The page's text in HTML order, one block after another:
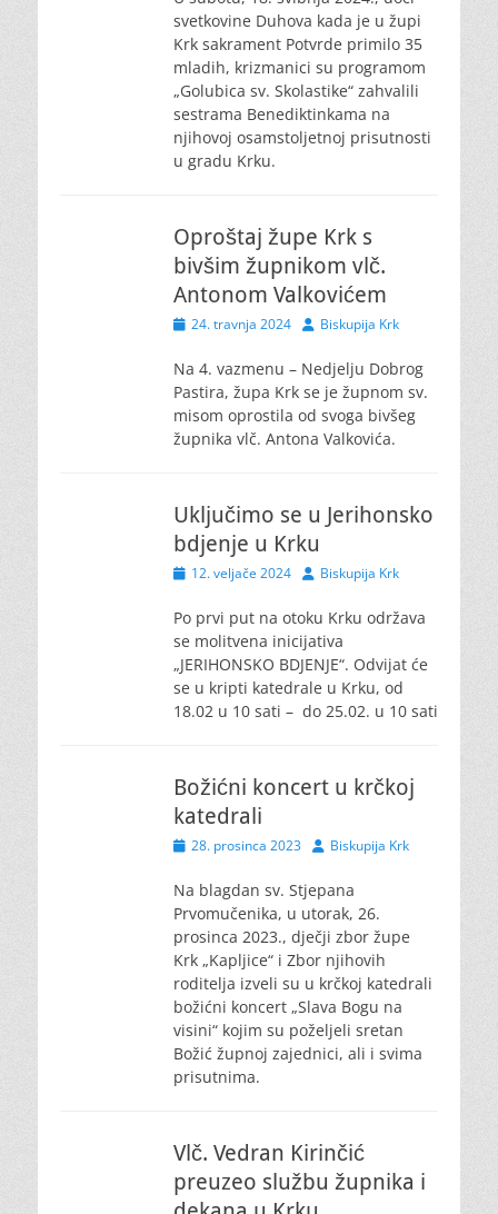
svetkovine Duhova kada je u župi
Krk sakrament Potvrde primilo 35
mladih, krizmanici su programom
„Golubica sv. Skolastike“ zahvalili
sestrama Benediktinkama na
njihovoj osamstoljetnoj prisutnosti
u gradu Krku.
Oproštaj župe Krk s
bivšim župnikom vlč.
Antonom Valkovićem
Posted
24. travnja 2024 AuthorBiskupija Krk
Na 4. vazmenu – Nedjelju Dobrog
Pastira, župa Krk se je župnom sv.
misom oprostila od svoga bivšeg
župnika vlč. Antona Valkovića.
Uključimo se u Jerihonsko
bdjenje u Krku
Posted12. veljače 2024 AuthorBiskupija Krk
Po prvi put na otoku Krku održava
se molitvena inicijativa
„JERIHONSKO BDJENJE“. Odvijat će
se u kripti katedrale u Krku, od
18.02 u 10 sati – do 25.02. u 10 sati
Božićni koncert u krčkoj
katedrali
Posted28. prosinca 2023 AuthorBiskupija Krk
Na blagdan sv. Stjepana
Prvomučenika, u utorak, 26.
prosinca 2023., dječji zbor župe
Krk „Kapljice“ i Zbor njihovih
roditelja izveli su u krčkoj katedrali
božićni koncert „Slava Bogu na
visini“ kojim su poželjeli sretan
Božić župnoj zajednici, ali i svima
prisutnima.
Vlč. Vedran Kirinčić
preuzeo službu župnika i